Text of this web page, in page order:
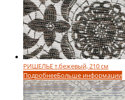
РИШЕЛЬЕ т.бежевый, 210 см
ПодробнееБольше информации